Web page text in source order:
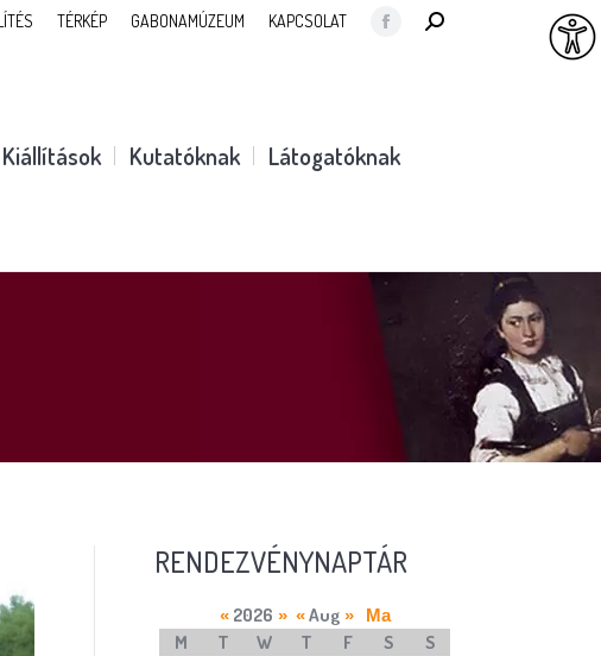
TÉRKÉP GABONAMÚZEUM KAPCSOLAT
Facebook
new
SEARCH:
Kiállítások Kutatóknak Látogatóknak
RENDEZVÉNYNAPTÁR
« 2026 » « Aug » Ma
M T W T F S S